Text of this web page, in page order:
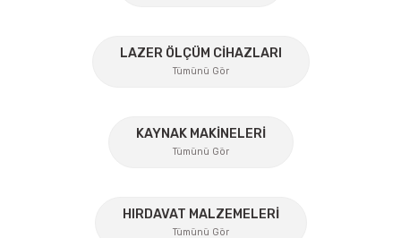
Ürün bilgilerinde hatalar bulunuyor.
Ürün fiyatı diğer sitelerden daha pahalı.
Gönder
LAZER ÖLÇÜM CİHAZLARI
Tümünü Gör
KAYNAK MAKİNELERİ
Tümünü Gör
HIRDAVAT MALZEMELERİ
Tümünü Gör